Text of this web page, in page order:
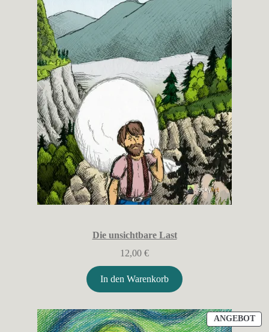
Die unsichtbare Last
12,00 €
In den Warenkorb
ANGEBOT
IM